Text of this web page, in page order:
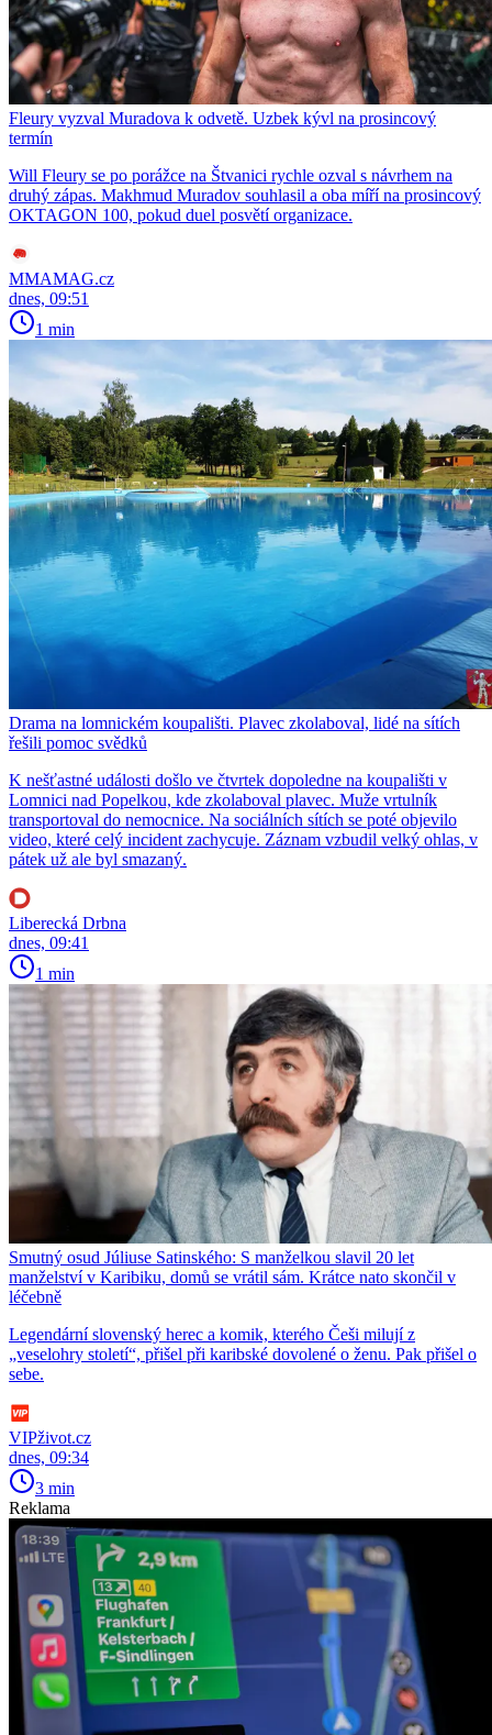
Fleury vyzval Muradova k odvetě. Uzbek kývl na prosincový
termín
Will Fleury se po porážce na Štvanici rychle ozval s návrhem na
druhý zápas. Makhmud Muradov souhlasil a oba míří na prosincový
OKTAGON 100, pokud duel posvětí organizace.
MMAMAG.cz
dnes, 09:51
1 min
Drama na lomnickém koupališti. Plavec zkolaboval, lidé na sítích
řešili pomoc svědků
K nešťastné události došlo ve čtvrtek dopoledne na koupališti v
Lomnici nad Popelkou, kde zkolaboval plavec. Muže vrtulník
transportoval do nemocnice. Na sociálních sítích se poté objevilo
video, které celý incident zachycuje. Záznam vzbudil velký ohlas, v
pátek už ale byl smazaný.
Liberecká Drbna
dnes, 09:41
1 min
Smutný osud Júliuse Satinského: S manželkou slavil 20 let
manželství v Karibiku, domů se vrátil sám. Krátce nato skončil v
léčebně
Legendární slovenský herec a komik, kterého Češi milují z
„veselohry století“, přišel při karibské dovolené o ženu. Pak přišel o
sebe.
VIPživot.cz
dnes, 09:34
3 min
Reklama